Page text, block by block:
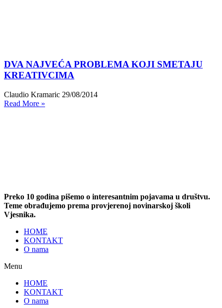
DVA NAJVEĆA PROBLEMA KOJI SMETAJU
KREATIVCIMA
Claudio Kramaric 29/08/2014
Read More »
Preko 10 godina pišemo o interesantnim pojavama u društvu.
Teme obrađujemo prema provjerenoj novinarskoj školi
Vjesnika.
HOME
KONTAKT
O nama
Menu
HOME
KONTAKT
O nama